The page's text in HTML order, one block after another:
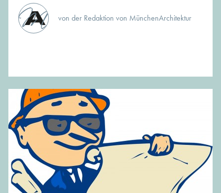
von der Redaktion von MünchenArchitektur